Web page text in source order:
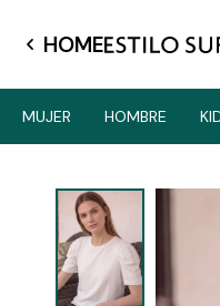
HOME
MUJER HOMBRE